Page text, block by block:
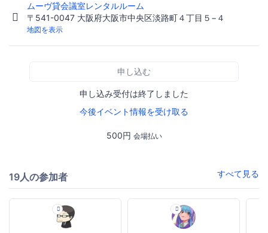
ムーヴ貸会議室レンタルルーム
〒541-0047 大阪府大阪市中央区淡路町４丁目５−４
地図を表示
申し込む
申し込み受付は終了しました
今後イベント情報を受け取る
500円 会場払い
19人の参加者 すべて見る